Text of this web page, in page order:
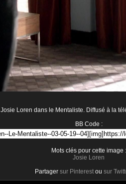
Josie Loren dans le Mentaliste. Diffusé à la
BB Code :
Mots clés pour cette image :
Josie Loren
Partager sur Pinterest ou sur